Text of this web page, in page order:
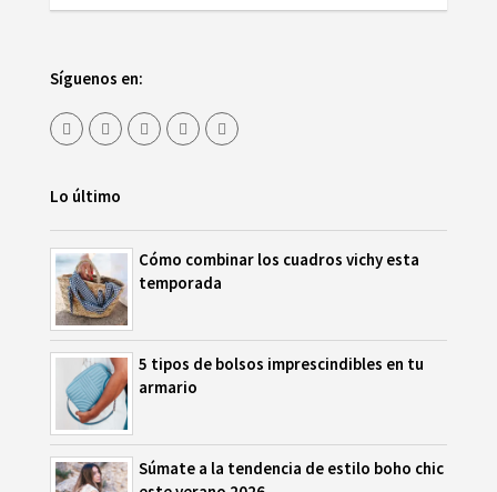
Síguenos en:
Lo último
Cómo combinar los cuadros vichy esta
temporada
5 tipos de bolsos imprescindibles en tu
armario
Súmate a la tendencia de estilo boho chic